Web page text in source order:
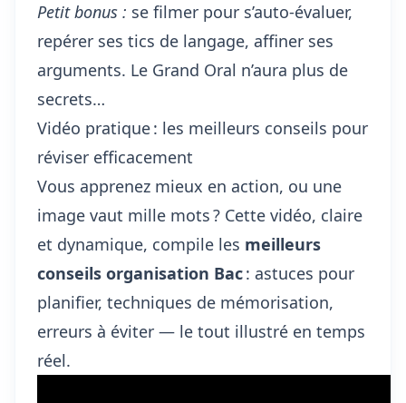
Petit bonus : se filmer pour s’auto-évaluer,
repérer ses tics de langage, affiner ses
arguments. Le Grand Oral n’aura plus de
secrets…
Vidéo pratique : les meilleurs conseils pour
réviser efficacement
Vous apprenez mieux en action, ou une
image vaut mille mots ? Cette vidéo, claire
et dynamique, compile les meilleurs
conseils organisation Bac: astuces pour
planifier, techniques de mémorisation,
erreurs à éviter — le tout illustré en temps
réel.